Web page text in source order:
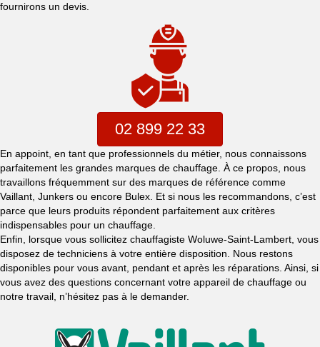
fournirons un devis.
02 899 22 33
En appoint, en tant que professionnels du métier, nous connaissons
parfaitement les grandes marques de chauffage. À ce propos, nous
travaillons fréquemment sur des marques de référence comme
Vaillant, Junkers ou encore Bulex. Et si nous les recommandons, c’est
parce que leurs produits répondent parfaitement aux critères
indispensables pour un chauffage.
Enfin, lorsque vous sollicitez chauffagiste Woluwe-Saint-Lambert, vous
disposez de techniciens à votre entière disposition. Nous restons
disponibles pour vous avant, pendant et après les réparations. Ainsi, si
vous avez des questions concernant votre appareil de chauffage ou
notre travail, n’hésitez pas à le demander.